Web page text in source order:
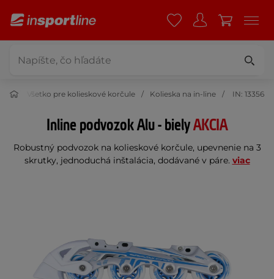
Všetko pre kolieskové korčule Kolieska na in-line IN: 13356
Inline podvozok Alu - bielyAKCIA
Robustný podvozok na kolieskové korčule, upevnenie na 3
skrutky, jednoduchá inštalácia, dodávané v páre. viac